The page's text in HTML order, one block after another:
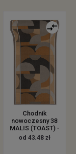
Chodnik
nowoczesny 38
MALIS (TOAST) -
od 43.48 zł